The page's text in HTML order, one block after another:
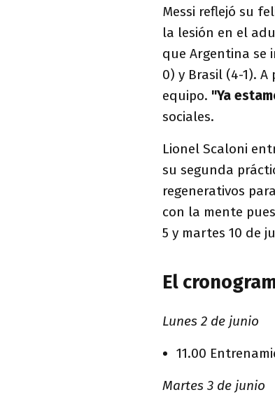
Messi reflejó su
la lesión en el
que Argentina se
0) y Brasil (4-1).
equipo. "Ya
sociales.
Lionel Scaloni
su segunda
regenerativos
con la mente
5 y martes 10 de
El
Lunes 2 de junio
11.00
Martes 3 de junio